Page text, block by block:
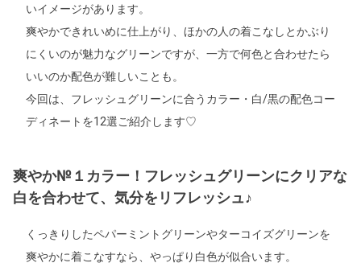
いイメージがあります。
爽やかできれいめに仕上がり、ほかの人の着こなしとかぶり
にくいのが魅力なグリーンですが、一方で何色と合わせたら
いいのか配色が難しいことも。
今回は、フレッシュグリーンに合うカラー・白/黒の配色コー
ディネートを12選ご紹介します♡
爽やか№１カラー！フレッシュグリーンにクリアな
白を合わせて、気分をリフレッシュ♪
くっきりしたペパーミントグリーンやターコイズグリーンを
爽やかに着こなすなら、やっぱり白色が似合います。